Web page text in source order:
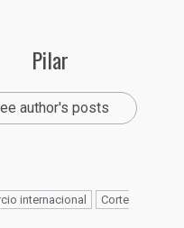
Pilar
author's posts
internacional
Corte